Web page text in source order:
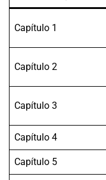
Capítulo 1
Capítulo 2
Capítulo 3
Capítulo 4
Capítulo 5